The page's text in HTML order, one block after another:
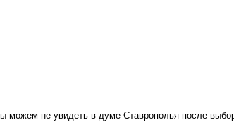
можем не увидеть в думе Ставрополья после